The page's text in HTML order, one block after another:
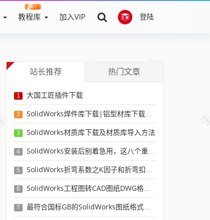
登陆
教程库 加入VIP
站长推荐 热门文章
1 大国工匠插件下载
2 SolidWorks焊件库下载|铝型材库下载|附sw焊件库添加配置使用教程
3 SolidWorks材质库下载及材质库导入方法
4 SolidWorks安装后别着急用，这八个重要SolidWorks设置可以提高你的画图效率
5 SolidWorks折弯系数之K因子和折弯扣除表-溪风推荐
6 SolidWorks工程图转CAD图纸DWG格式映射文件无乱码可分层-溪风亲测推荐
7 最符合国标GB的SolidWorks图纸格式和图纸模板下载-溪风专用版